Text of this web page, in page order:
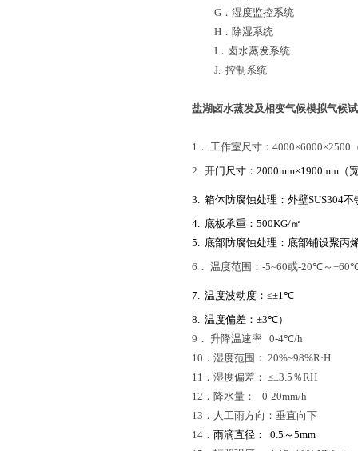
G ．湿度监控系统
H ．除湿系统
I ．卤水蒸发系统
J. 控制系统
盐湖卤水蒸发及相变气候模拟气候
1 ． 工作室尺寸： 4000×6000×2500
2. 开门尺寸： 2000mm×1900mm （
3. 箱体防腐蚀处理：外壁SUS304不
4. 底板承重：500KG/㎡
5. 底部防腐蚀处理：底部铺设聚丙
6． 温度范围：-5~60或-20℃～ +60
7. 温度波动度： ≤±1℃
8. 温度偏差： ±3℃）
9． 升降温速率 0-4℃/h
10．湿度范围： 20%~98%R·H
11 ．湿度偏差： ≤±3.5 ％RH
12．降水量：
0-20mm/h
13．人工雨方向：垂直向下
14． 雨滴直径： 0.5 ～5mm